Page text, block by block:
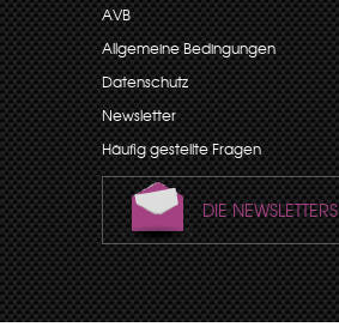
AVB
Allgemeine Bedingungen
Datenschutz
Newsletter
Häufig gestellte Fragen
DIE NEWSLETTERS